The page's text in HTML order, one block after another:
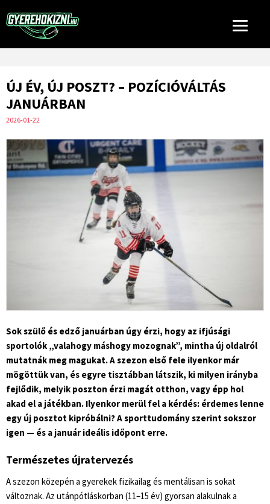
ÚJ ÉV, ÚJ POSZT? – POZÍCIÓVÁLTÁS
JANUÁRBAN
2026-01-22
Sok szülő és edző januárban úgy érzi, hogy az ifjúsági
sportolók „valahogy máshogy mozognak”, mintha új oldalról
mutatnák meg magukat. A szezon első fele ilyenkor már
mögöttük van, és egyre tisztábban látszik, ki milyen irányba
fejlődik, melyik poszton érzi magát otthon, vagy épp hol
akad el a játékban. Ilyenkor merül fel a kérdés: érdemes lenne
egy új posztot kipróbálni? A sporttudomány szerint sokszor
igen — és a január ideális időpont erre.
Természetes újratervezés
A szezon közepén a gyerekek fizikailag és mentálisan is sokat
változnak. Az utánpótláskorban (11–15 év) gyorsan alakulnak a